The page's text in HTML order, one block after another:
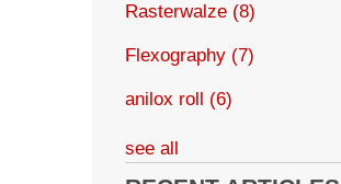
Rasterwalze (8)
Flexography (7)
anilox roll (6)
see all